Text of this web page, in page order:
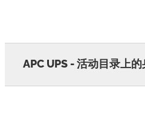
APC UPS - 活动目录上